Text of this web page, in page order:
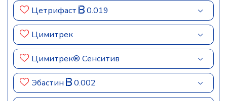
Цетрифаст 0.019
Цимитрек
Цимитрек® Сенситив
Эбастин 0.002